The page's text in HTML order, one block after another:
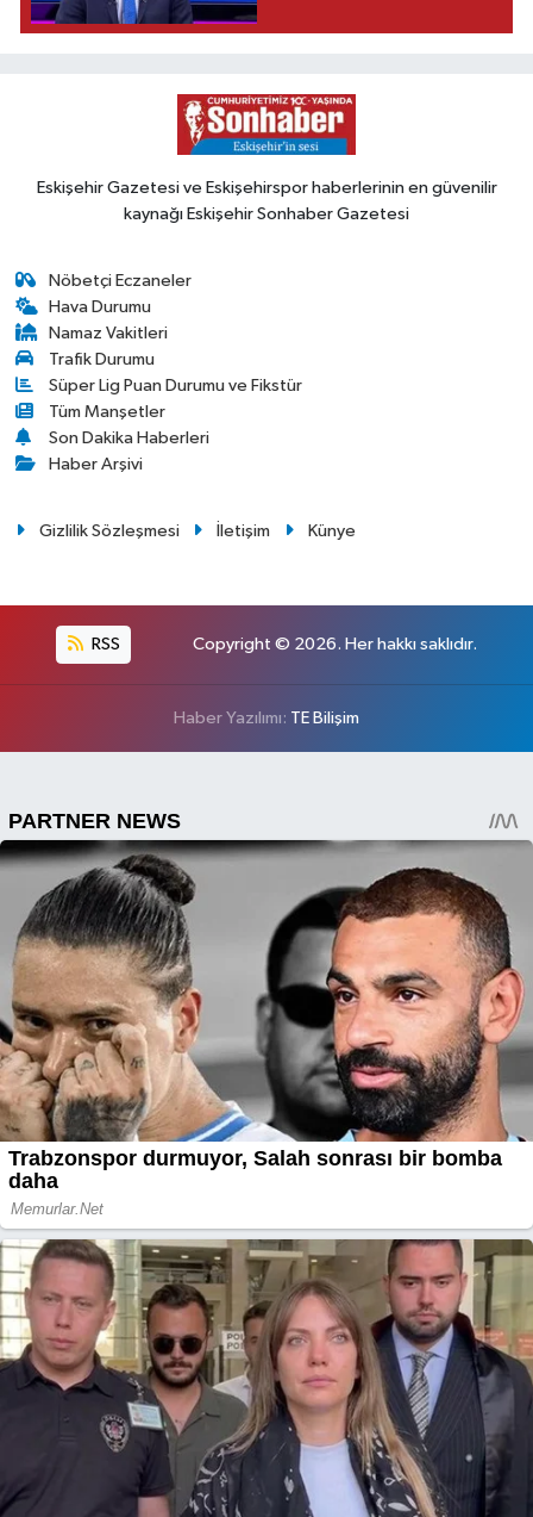
Eskişehir Gazetesi ve Eskişehirspor haberlerinin en güvenilir
kaynağı Eskişehir Sonhaber Gazetesi
Nöbetçi Eczaneler
Hava Durumu
Namaz Vakitleri
Trafik Durumu
Süper Lig Puan Durumu ve Fikstür
Tüm Manşetler
Son Dakika Haberleri
Haber Arşivi
Gizlilik Sözleşmesi İletişim Künye
RSS Copyright © 2026. Her hakkı saklıdır.
Haber Yazılımı: TE Bilişim